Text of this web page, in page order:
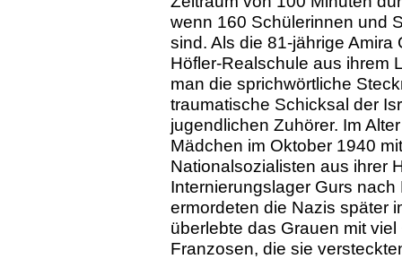
wenn 160 Schülerinnen und
sind. Als die 81-jährige
Höfler-Realschule aus ihrem
man die sprichwörtliche
traumatische Schicksal der
jugendlichen Zuhörer. Im
Mädchen im Oktober 1940
Nationalsozialisten aus ihrer
Internierungslager Gurs
ermordeten die Nazis später
überlebte das Grauen mit
Franzosen, die sie